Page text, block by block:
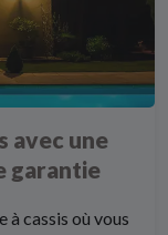
avec une
garantie
à cassis où vous